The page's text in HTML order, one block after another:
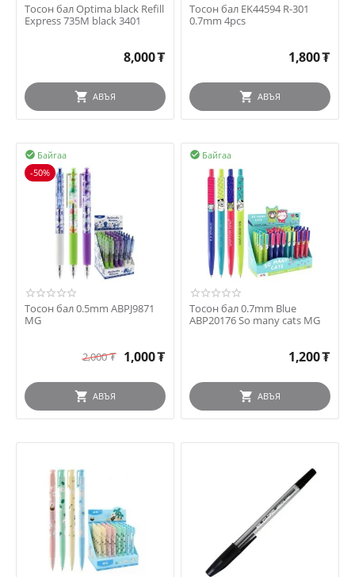
Тосон бал Optima black Refill
Express 735M black 3401
8,000₮
АВЪЯ
Тосон бал EK44594 R-301
0.7mm 4pcs
1,800₮
АВЪЯ
Байгаа

-50%
Тосон бал 0.5mm ABPJ9871
MG
2,000₮ 1,000₮
АВЪЯ
Байгаа

Тосон бал 0.7mm Blue
ABP20176 So many cats MG
1,200₮
АВЪЯ